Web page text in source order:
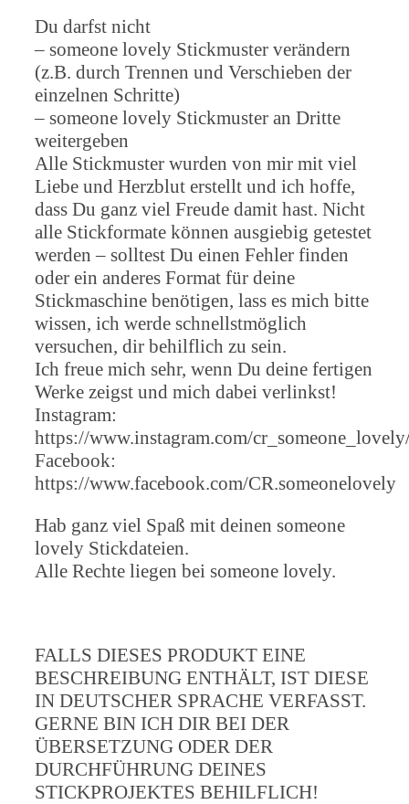
Du darfst nicht
– someone lovely Stickmuster verändern
(z.B. durch Trennen und Verschieben der
einzelnen Schritte)
– someone lovely Stickmuster an Dritte
weitergeben
Alle Stickmuster wurden von mir mit viel
Liebe und Herzblut erstellt und ich hoffe,
dass Du ganz viel Freude damit hast. Nicht
alle Stickformate können ausgiebig getestet
werden – solltest Du einen Fehler finden
oder ein anderes Format für deine
Stickmaschine benötigen, lass es mich bitte
wissen, ich werde schnellstmöglich
versuchen, dir behilflich zu sein.
Ich freue mich sehr, wenn Du deine fertigen
Werke zeigst und mich dabei verlinkst!
Instagram:
https://www.instagram.com/
Facebook:
https://www.facebook.com/CR.someonelovely
Hab ganz viel Spaß mit deinen someone
lovely Stickdateien.
Alle Rechte liegen bei someone lovely.
FALLS DIESES PRODUKT EINE
BESCHREIBUNG ENTHÄLT, IST DIESE
IN DEUTSCHER SPRACHE VERFASST.
GERNE BIN ICH DIR BEI DER
ÜBERSETZUNG ODER DER
DURCHFÜHRUNG DEINES
STICKPROJEKTES BEHILFLICH!